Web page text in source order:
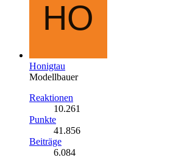
Honigtau
Modellbauer
Reaktionen
10.261
Punkte
41.856
Beiträge
6.084